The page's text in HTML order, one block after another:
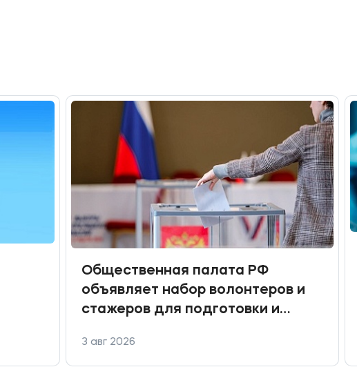
Общественная палата РФ
объявляет набор волонтеров и
стажеров для подготовки и
центра по общественному
наблюдению за выборами
3 авг 2026